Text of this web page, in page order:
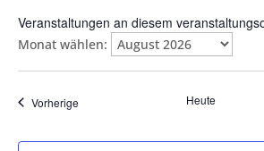
Veranstaltungen an diesem
Monat wählen:
VorherigeVeranstaltungen Heute